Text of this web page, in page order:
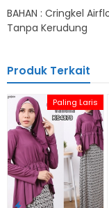
BAHAN : Cringkel
Tanpa Kerudung
Produk Terkait
Paling Laris